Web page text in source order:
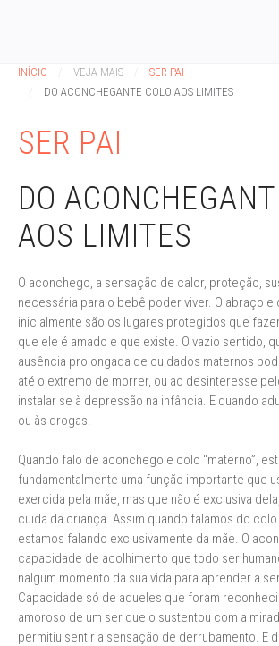
INÍCIO VEJA MAIS
SER PAI
DO ACONCHEGANTE COLO AOS LIMITES
SER PAI
DO
AOS LIMITES
O aconchego, a sensação de calor, proteção,
necessária para o bebê poder viver. O abraço e
inicialmente são os lugares protegidos que
que ele é amado e que existe. O vazio sentido,
ausência prolongada de cuidados maternos
até o extremo de morrer, ou ao desinteresse
instalar se à depressão na infância. E quando
ou às drogas.
Quando falo de aconchego e colo “materno”,
fundamentalmente uma função importante que
exercida pela mãe, mas que não é exclusiva
cuida da criança. Assim quando falamos do
estamos falando exclusivamente da mãe. O
capacidade de acolhimento que todo ser
nalgum momento da sua vida para aprender a
Capacidade só de aqueles que foram
amoroso de um ser que o sustentou com a
permitiu sentir a sensação de derrubamento. E